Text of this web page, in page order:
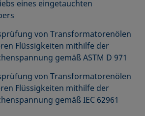
eines eingetauchten
von Transformatorenölen
Flüssigkeiten mithilfe der
gemäß ASTM D 971
von Transformatorenölen
Flüssigkeiten mithilfe der
gemäß IEC 62961